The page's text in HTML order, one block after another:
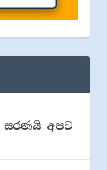
සරණයි අපට